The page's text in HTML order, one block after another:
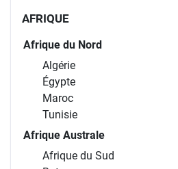
AFRIQUE
Afrique du Nord
Algérie
Égypte
Maroc
Tunisie
Afrique Australe
Afrique du Sud